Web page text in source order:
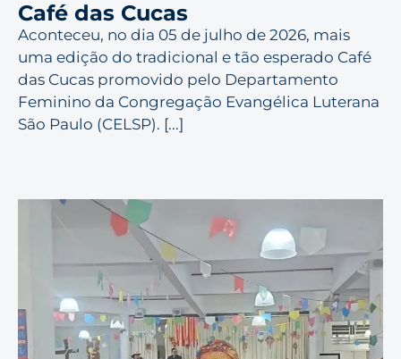
Café das Cucas
Aconteceu, no dia 05 de julho de 2026, mais
uma edição do tradicional e tão esperado Café
das Cucas promovido pelo Departamento
Feminino da Congregação Evangélica Luterana
São Paulo (CELSP). [...]